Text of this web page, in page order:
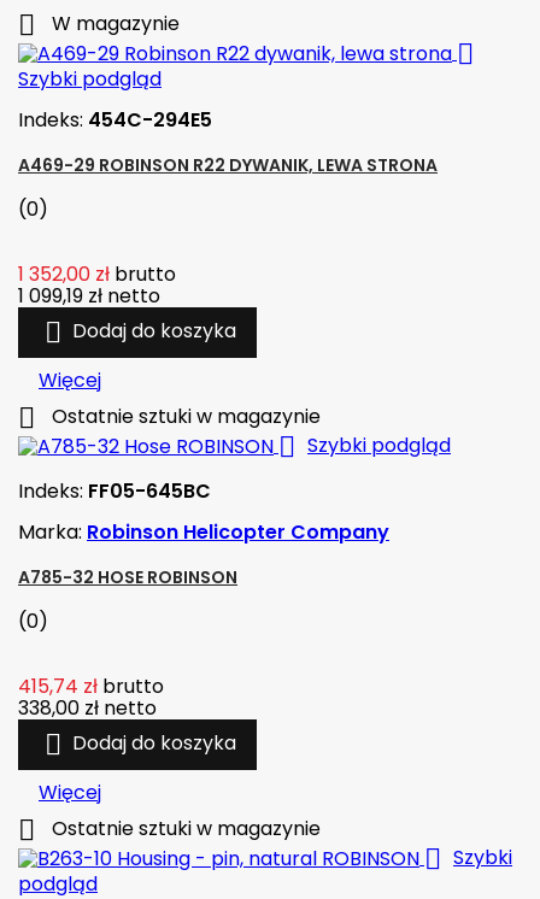
 W magazynie

Szybki podgląd
Indeks: 454C-294E5
A469-29 ROBINSON R22 DYWANIK, LEWA STRONA
(0)
1 352,00 zł brutto
1 099,19 zł netto
 Dodaj do koszyka
Więcej
 Ostatnie sztuki w magazynie
 Szybki podgląd
Indeks: FF05-645BC
Marka: Robinson Helicopter Company
A785-32 HOSE ROBINSON
(0)
415,74 zł brutto
338,00 zł netto
 Dodaj do koszyka
Więcej
 Ostatnie sztuki w magazynie
 Szybki
podgląd